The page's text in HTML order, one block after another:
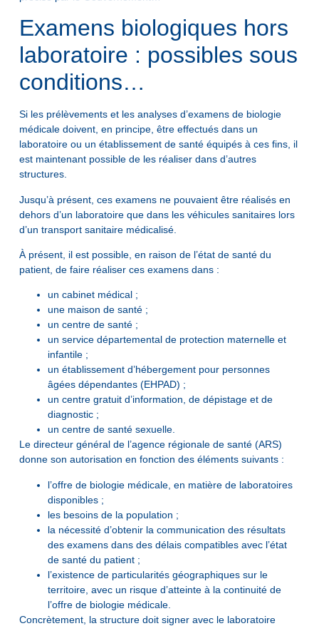
Examens biologiques hors
laboratoire : possibles sous
conditions…
Si les prélèvements et les analyses d’examens de biologie
médicale doivent, en principe, être effectués dans un
laboratoire ou un établissement de santé équipés à ces fins, il
est maintenant possible de les réaliser dans d’autres
structures.
Jusqu’à présent, ces examens ne pouvaient être réalisés en
dehors d’un laboratoire que dans les véhicules sanitaires lors
d’un transport sanitaire médicalisé.
À présent, il est possible, en raison de l’état de santé du
patient, de faire réaliser ces examens dans :
un cabinet médical ;
une maison de santé ;
un centre de santé ;
un service départemental de protection maternelle et
infantile ;
un établissement d’hébergement pour personnes
âgées dépendantes (EHPAD) ;
un centre gratuit d’information, de dépistage et de
diagnostic ;
un centre de santé sexuelle.
Le directeur général de l’agence régionale de santé (ARS)
donne son autorisation en fonction des éléments suivants :
l’offre de biologie médicale, en matière de laboratoires
disponibles ;
les besoins de la population ;
la nécessité d’obtenir la communication des résultats
des examens dans des délais compatibles avec l’état
de santé du patient ;
l’existence de particularités géographiques sur le
territoire, avec un risque d’atteinte à la continuité de
l’offre de biologie médicale.
Concrètement, la structure doit signer avec le laboratoire